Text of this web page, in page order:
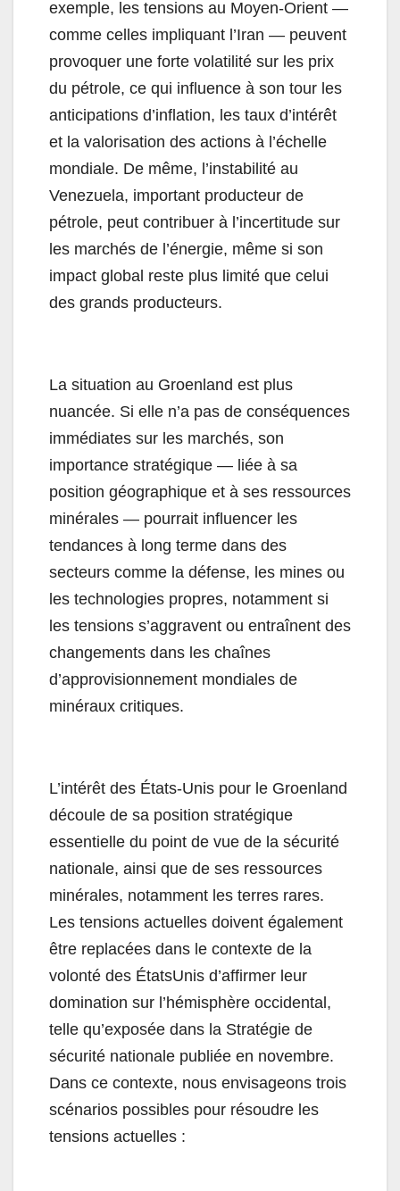
exemple, les tensions au Moyen-Orient —
comme celles impliquant l’Iran — peuvent
provoquer une forte volatilité sur les prix
du pétrole, ce qui influence à son tour les
anticipations d’inflation, les taux d’intérêt
et la valorisation des actions à l’échelle
mondiale. De même, l’instabilité au
Venezuela, important producteur de
pétrole, peut contribuer à l’incertitude sur
les marchés de l’énergie, même si son
impact global reste plus limité que celui
des grands producteurs.
La situation au Groenland est plus
nuancée. Si elle n’a pas de conséquences
immédiates sur les marchés, son
importance stratégique — liée à sa
position géographique et à ses ressources
minérales — pourrait influencer les
tendances à long terme dans des
secteurs comme la défense, les mines ou
les technologies propres, notamment si
les tensions s’aggravent ou entraînent des
changements dans les chaînes
d’approvisionnement mondiales de
minéraux critiques.
L’intérêt des États-Unis pour le Groenland
découle de sa position stratégique
essentielle du point de vue de la sécurité
nationale, ainsi que de ses ressources
minérales, notamment les terres rares.
Les tensions actuelles doivent également
être replacées dans le contexte de la
volonté des ÉtatsUnis d’affirmer leur
domination sur l’hémisphère occidental,
telle qu’exposée dans la Stratégie de
sécurité nationale publiée en novembre.
Dans ce contexte, nous envisageons trois
scénarios possibles pour résoudre les
tensions actuelles :